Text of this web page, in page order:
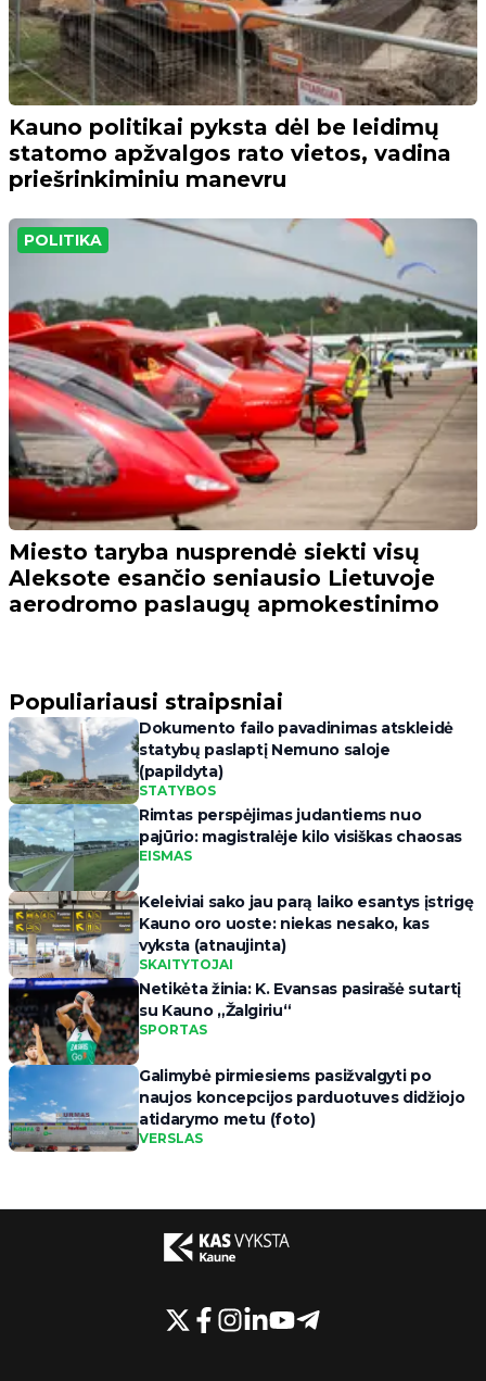
Kauno politikai pyksta dėl be leidimų
statomo apžvalgos rato vietos, vadina
priešrinkiminiu manevru
POLITIKA
Miesto taryba nusprendė siekti visų
Aleksote esančio seniausio Lietuvoje
aerodromo paslaugų apmokestinimo
Populiariausi straipsniai
Dokumento failo pavadinimas atskleidė
statybų paslaptį Nemuno saloje
(papildyta)
STATYBOS
Rimtas perspėjimas judantiems nuo
pajūrio: magistralėje kilo visiškas chaosas
EISMAS
Keleiviai sako jau parą laiko esantys įstrigę
Kauno oro uoste: niekas nesako, kas
vyksta (atnaujinta)
SKAITYTOJAI
Netikėta žinia: K. Evansas pasirašė sutartį
su Kauno „Žalgiriu“
SPORTAS
Galimybė pirmiesiems pasižvalgyti po
naujos koncepcijos parduotuves didžiojo
atidarymo metu (foto)
VERSLAS